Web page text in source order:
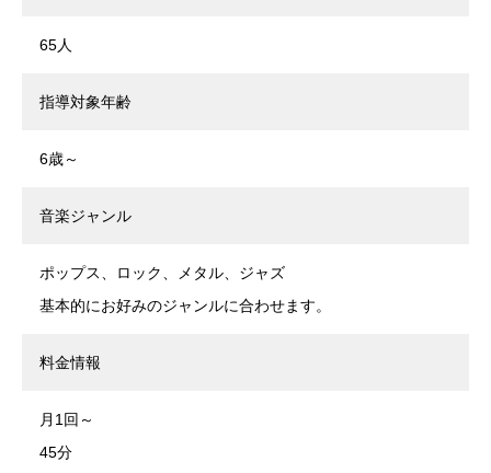
65人
指導対象年齢
6歳～
音楽ジャンル
ポップス、ロック、メタル、ジャズ
基本的にお好みのジャンルに合わせます。
料金情報
月1回～
45分